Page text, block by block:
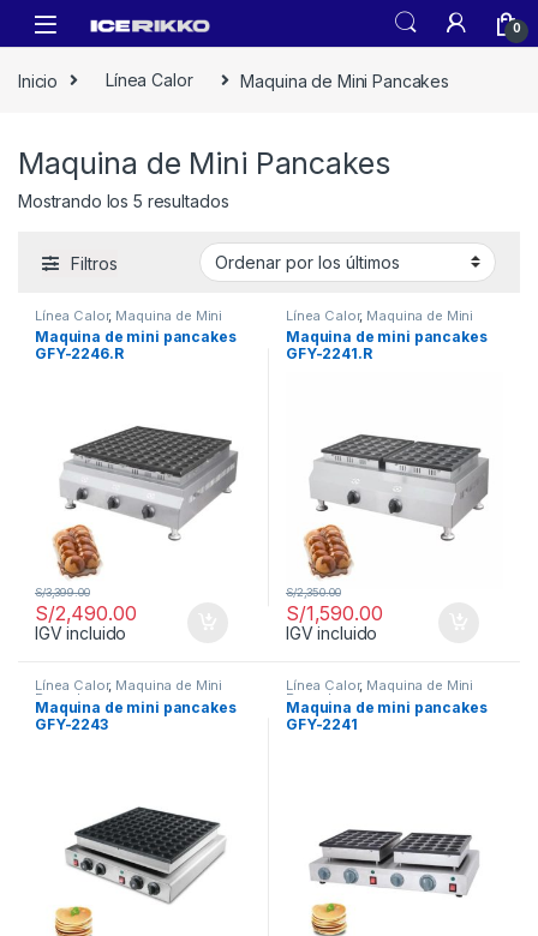
0
Inicio Línea Calor Maquina de Mini Pancakes
Maquina de Mini Pancakes
Mostrando los 5 resultados
Filtros
Línea Calor, Maquina de Mini
Pancakes
Maquina de mini pancakes
GFY-2246.R
S/2,490.00
S/3,399.00
IGV incluido
Línea Calor, Maquina de Mini
Pancakes
Maquina de mini pancakes
GFY-2241.R
S/1,590.00
S/2,350.00
IGV incluido
Línea Calor, Maquina de Mini
Pancakes
Maquina de mini pancakes
GFY-2243
Línea Calor, Maquina de Mini
Pancakes
Maquina de mini pancakes
GFY-2241